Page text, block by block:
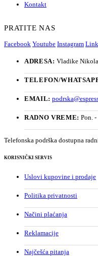
Kontakt
PRATITE NAS
Facebook Youtube Instagram
ADRESA: Vladike
TELEFON/
EMAIL:
RADNO VREME: Pon.
Telefonska podrška dostupna
KORISNIČKI SERVIS
Uslovi kupovine i prodaje
Politika privatnosti
Načini plaćanja
Reklamacije
Najčešća pitanja